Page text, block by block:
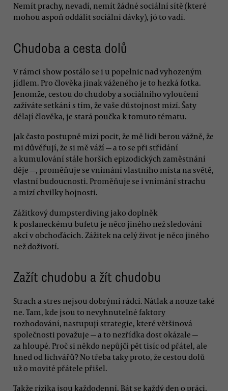
Nemít prachy, nevadí, nemít žádné sociální sítě (které
mohou aspoň oddálit sociální dávky), jó to vadí.
Chudoba a cesta dolů
V rámci show postálo se i u popelnic nad vyhozeným
jídlem. Pro člověka jinak váženého je to hezká fotka.
Jenomže, cestou do chudoby a sociálního vyloučení
zažíváte setkání s tím, že vaše důstojnost mizí. Šaty
dělají člověka, je stará poučka k tomuto tématu.
Jak často postupně mizí pocit, že mě lidi berou vážně, že
mi důvěřují, že si mě váží — a to se při střídání
a kumulování stále horších epizodických zaměstnání
děje —, proměňuje se vnímání vlastního místa na světě,
vlastní budoucnosti. Proměňuje se i vnímání strachu
a mizí chvilky hojnosti.
Zážitkový dumpsterdiving jako doplněk
k poslaneckému bufetu je něco jiného než sledování
akcí v obchoďácích. Zážitek na celý život je něco jiného
než doživotí.
Zažít chudobu a žít chudobu
Strach a stres nejsou dobrými rádci. Nátlak a nouze také
ne. Tam, kde jsou to nevyhnutelné faktory
rozhodování, nastupují strategie, které většinová
společnosti považuje — a to nezřídka dost okázale —
za hloupé. Proč si někdo nepůjčí pět tisíc od přátel, ale
hned od lichvářů? No třeba taky proto, že cestou dolů
už o movité přátele přišel.
Takže rizika jsou každodenní. Bát se každý den o práci,